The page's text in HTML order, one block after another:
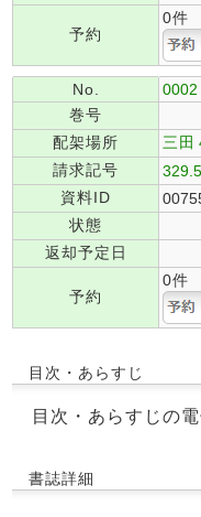
予約
0件
No.
0002
巻号
配架場所
三田
請求記号
資料ID
状態
返却予定日
予約
0件
目次・あらすじ
目次・あらすじの
書誌詳細